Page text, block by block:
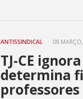
ANTISSINDICAL 08
TJ-CE
determina